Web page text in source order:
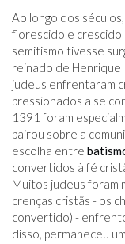
Ao longo dos
florescido e crescido
semitismo tivesse
reinado de Henrique
judeus enfrentaram
pressionados a se
1391 foram
pairou sobre a
escolha entre
convertidos à fé
Muitos judeus foram
crenças cristãs - os
convertido) -
disso, permaneceu